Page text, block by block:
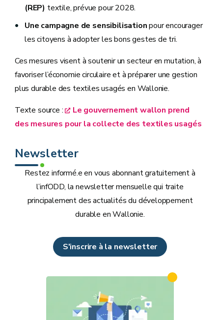
(REP) textile, prévue pour 2028.
Une campagne de sensibilisationpour encourager
les citoyens à adopter les bons gestes de tri.
Ces mesures visent à soutenir un secteur en mutation, à
favoriser l’économie circulaire et à préparer une gestion
plus durable des textiles usagés en Wallonie.
Texte source :
Le gouvernement wallon prend
des mesures pour la collecte des textiles usagés
Newsletter
Restez informé.e en vous abonnant gratuitement à
l’infODD, la newsletter mensuelle qui traite
principalement des actualités du développement
durable en Wallonie.
S'inscrire à la newsletter